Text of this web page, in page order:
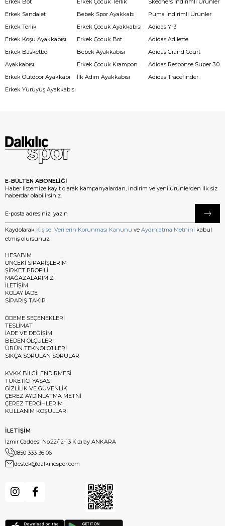
Erkek Sandalet
Erkek Terlik
Erkek Koşu Ayakkabısı
Erkek Basketbol
Ayakkabısı
Erkek Outdoor Ayakkabı
Erkek Yürüyüş Ayakkabısı
Bebek Spor Ayakkabı
Erkek Çocuk Ayakkabısı
Erkek Çocuk Bot
Bebek Ayakkabısı
Erkek Çocuk Krampon
İlk Adım Ayakkabısı
Puma İndirimli Ürünler
Adidas Y-3
Adidas Adilette
Adidas Grand Court
Adidas Response Super 3.0
Adidas Tracefinder
E-BÜLTEN ABONELİĞİ
Haber listemize kayıt olarak kampanyalardan, indirim ve yeni ürünlerden ilk siz
haberdar olabilirsiniz.
Kaydolarak Kişisel Verilerin Korunması Kanunu ve Aydınlatma Metnini kabul
etmiş olursunuz.
HESABIM
ÖNCEKİ SİPARİŞLERİM
ŞİRKET PROFİLİ
MAĞAZALARIMIZ
İLETİŞİM
KOLAY İADE
SİPARİŞ TAKİP
ÖDEME SEÇENEKLERİ
TESLİMAT
İADE VE DEĞİŞİM
BEDEN ÖLÇÜLERİ
ÜRÜN TEKNOLOJİLERİ
SIKÇA SORULAN SORULAR
KVKK BİLGİLENDİRMESİ
TÜKETİCİ YASASI
GİZLİLİK VE GÜVENLİK
ÇEREZ AYDINLATMA METNİ
ÇEREZ TERCİHLERİM
KULLANIM KOŞULLARI
İLETİŞİM
İzmir Caddesi No:22/12-13 Kızılay ANKARA
0850 333 36 06
destek@dalkilicspor.com